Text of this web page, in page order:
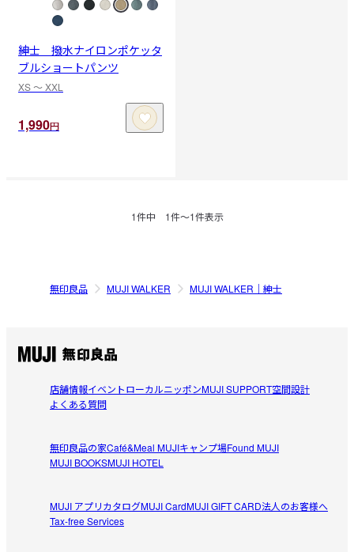
紳士 撥水ナイロンポケッタ
ブルショートパンツ
XS 〜 XXL
1,990円
1件中 1件〜1件表示
無印良品 MUJI WALKER MUJI WALKER｜紳士
店舗情報イベントローカルニッポンMUJI SUPPORT空間設計
よくある質問
無印良品の家Café&Meal MUJIキャンプ場Found MUJI
MUJI BOOKSMUJI HOTEL
MUJI アプリカタログMUJI CardMUJI GIFT CARD法人のお客様へ
Tax-free Services